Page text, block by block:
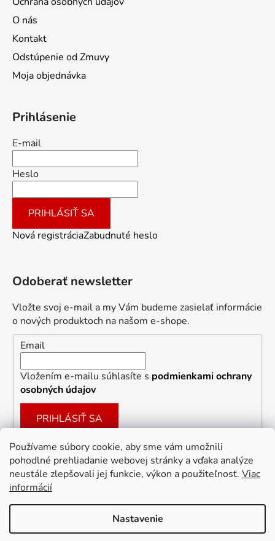
Používame súbory cookie, aby sme vám umožnili
pohodlné prehliadanie webovej stránky a vďaka analýze
neustále zlepšovali jej funkcie, výkon a použiteľnosť. Viac
informácií
Nastavenie
O nás
Kontakt
Odstúpenie od Zmuvy
Moja objednávka
Prihlásenie
E-mail
Heslo
PRIHLÁSIŤ SA
Nová registráciaZabudnuté heslo
Odoberať newsletter
Vložte svoj e-mail a my Vám budeme zasielať informácie
o nových produktoch na našom e-shope.
Email
Vložením e-mailu súhlasíte s podmienkami ochrany
osobných údajov
PRIHLÁSIŤ SA
Facebook